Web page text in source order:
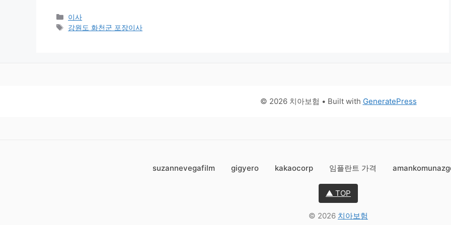
Categories
이사
Tags
강원도 화천군 포장이사
© 2026 치아보험 • Built with GeneratePress
suzannevegafilm gigyero kakaocorp 임플란트 가격
▲ TOP
© 2026 치아보험